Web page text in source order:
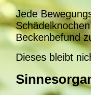
Jede
Beckenbefund
Dieses bleibt